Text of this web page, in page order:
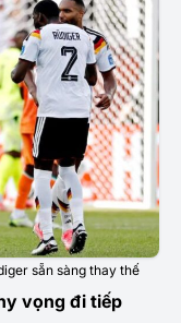
sẵn sàng thay thế
vọng đi tiếp